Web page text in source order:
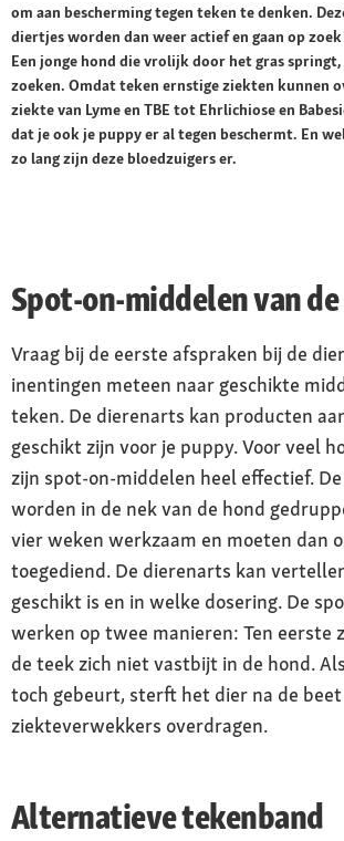
om aan bescherming tegen teken te denken.
diertjes worden dan weer actief en gaan op zoek
Een jonge hond die vrolijk door het gras
zoeken. Omdat teken ernstige ziekten kunnen
ziekte van Lyme en TBE tot Ehrlichiose en
dat je ook je puppy er al tegen beschermt. En
zo lang zijn deze bloedzuigers er.
Spot-on-middelen van
Vraag bij de eerste afspraken bij de
inentingen meteen naar geschikte
teken. De dierenarts kan producten
geschikt zijn voor je puppy. Voor veel
zijn spot-on-middelen heel effectief.
worden in de nek van de hond
vier weken werkzaam en moeten dan
toegediend. De dierenarts kan
geschikt is en in welke dosering. De
werken op twee manieren: Ten eerste
de teek zich niet vastbijt in de hond.
toch gebeurt, sterft het dier na de
ziekteverwekkers overdragen.
Alternatieve tekenband